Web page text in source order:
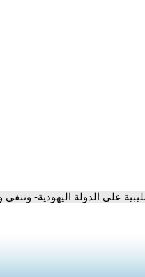
على الدولة اليهودية-